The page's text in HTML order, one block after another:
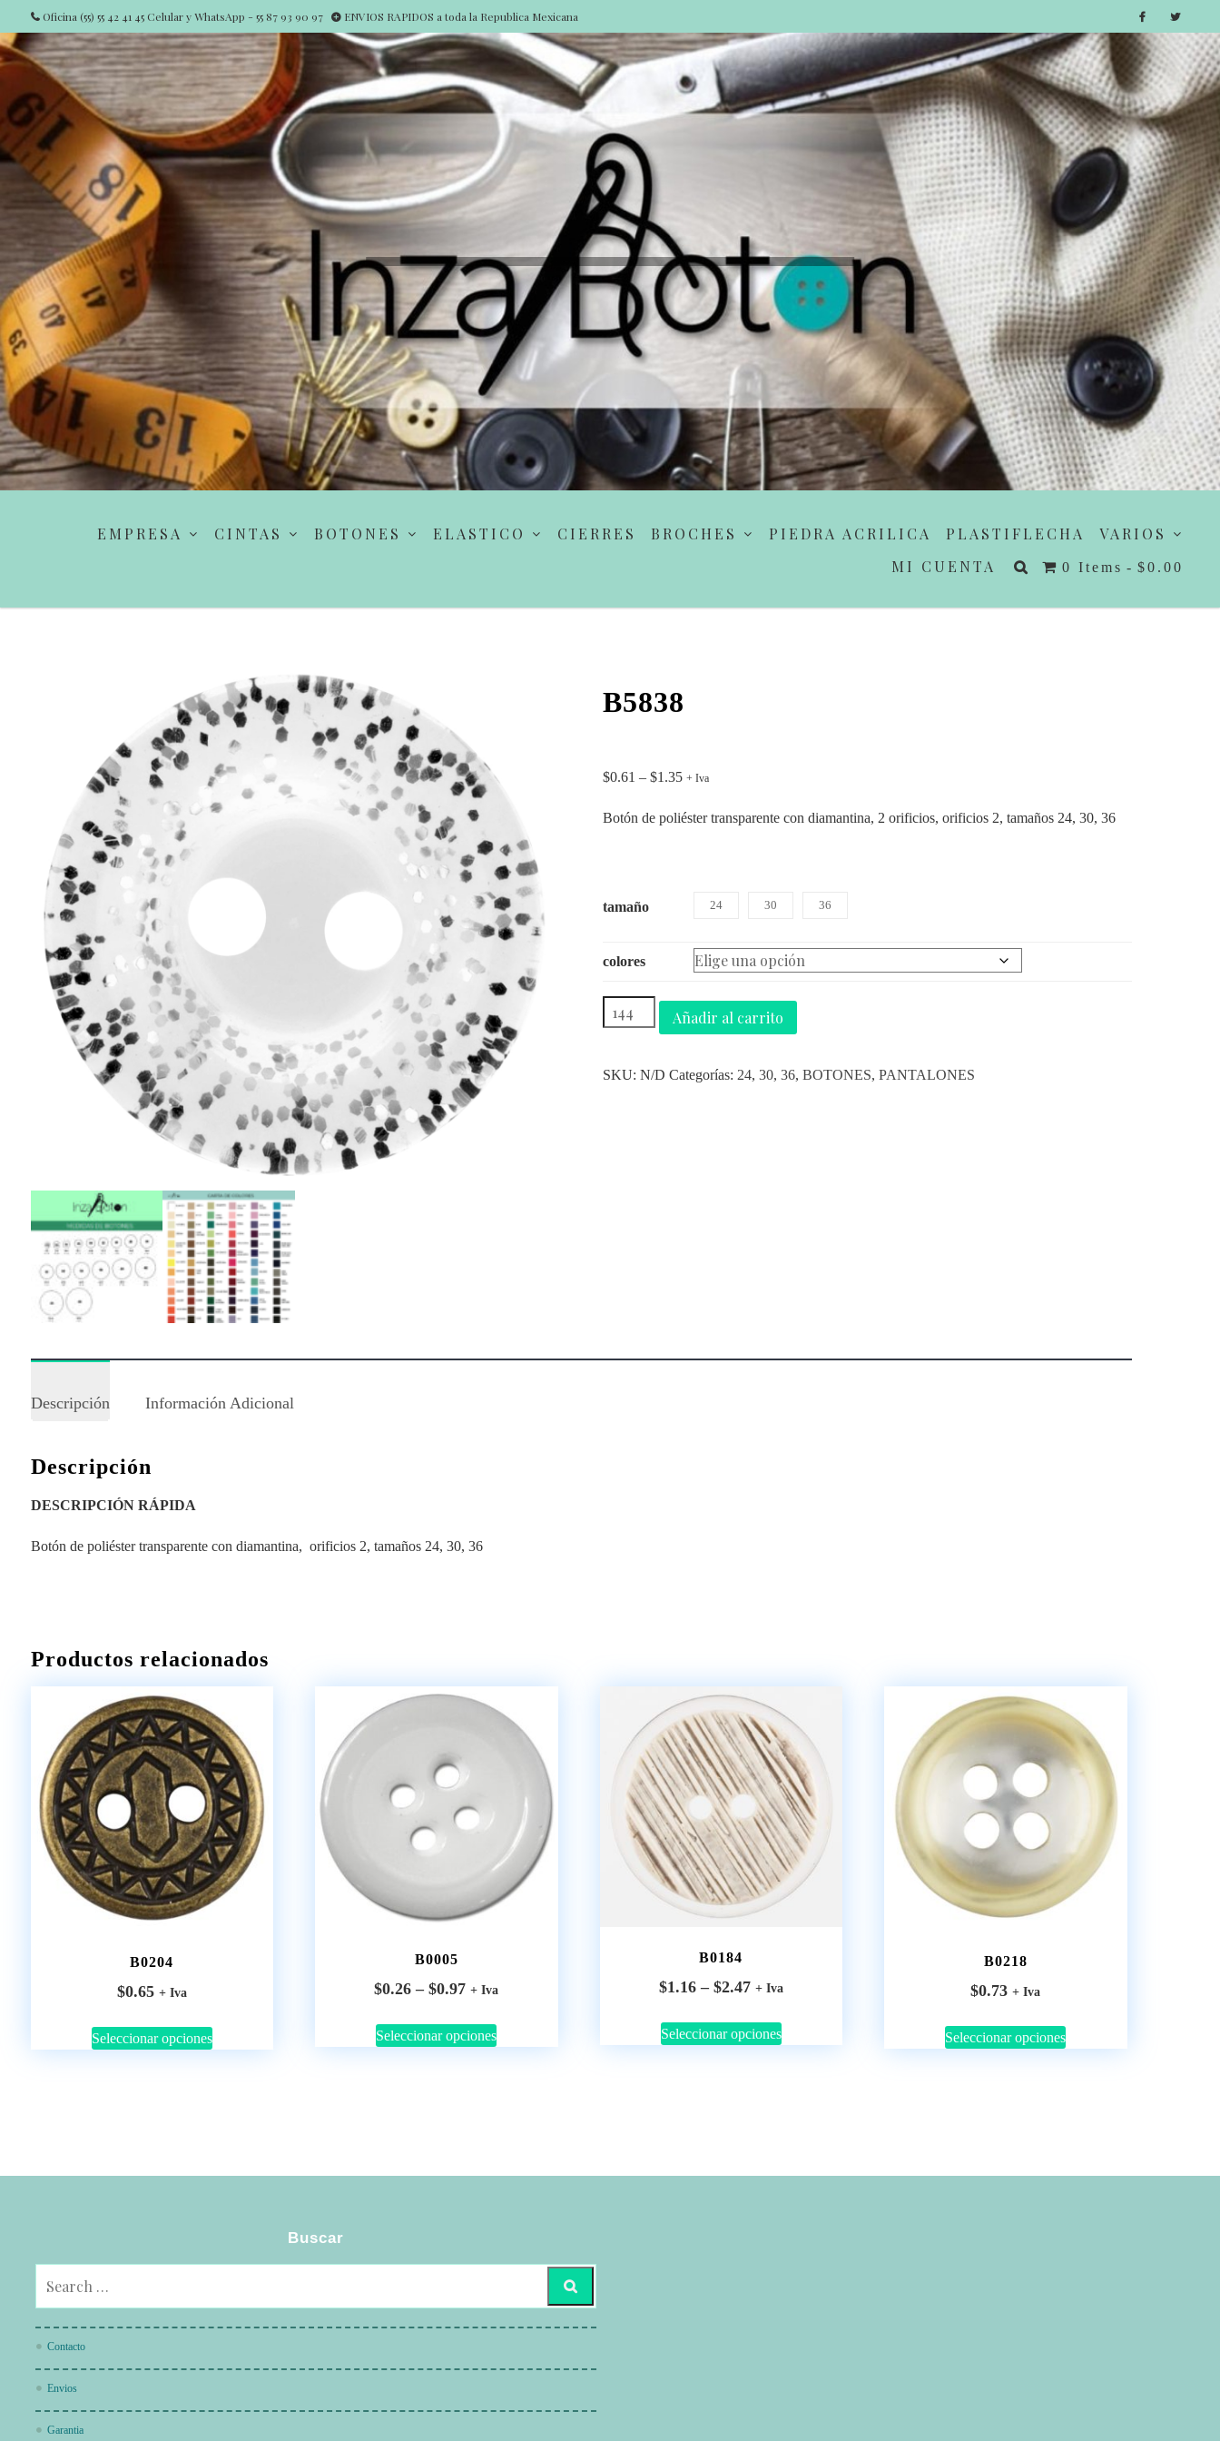
Oficina (55) 55 42 41 45 Celular y WhatsApp - 55 87 93 90 97 ENVIOS RAPIDOS a toda la Republica Mexicana
EMPRESA CINTAS BOTONES ELASTICO CIERRES BROCHES PIEDRA ACRILICA PLASTIFLECHA
VARIOS
MI CUENTA
0 Items $0.00
B5838
$0.61 – $1.35 + Iva
Botón de poliéster transparente con diamantina, 2 orificios, orificios 2, tamaños 24, 30, 36
tamaño 24 30 36
colores
Añadir al carrito
SKU:N/D Categorías: 24,30,36,BOTONES,PANTALONES
Descripción Información Adicional
Descripción
DESCRIPCIÓN RÁPIDA
Botón de poliéster transparente con diamantina, orificios 2, tamaños 24, 30, 36
Productos relacionados
B0204
$0.65 + Iva
Seleccionar opciones
B0005
$0.26 – $0.97 + Iva
Seleccionar opciones
B0184
$1.16 – $2.47 + Iva
Seleccionar opciones
B0218
$0.73 + Iva
Seleccionar opciones
Buscar
Contacto
Envios
Garantia